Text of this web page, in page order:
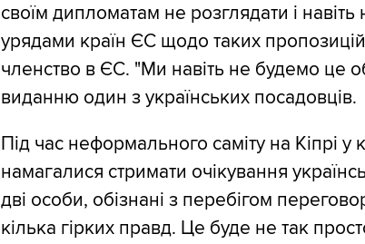
своїм дипломатам не розглядати і навіть
урядами країн ЄС щодо таких
членство в ЄС. "Ми навіть не будемо це
виданню один з українських посадовців.
Під час неформального саміту на Кіпрі у
намагалися стримати очікування
дві особи, обізнані з перебігом
кілька гірких правд. Це буде не так